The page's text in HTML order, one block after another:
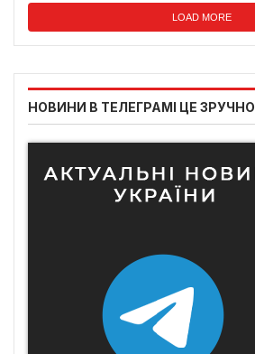
LOAD MORE
НОВИНИ В ТЕЛЕГРАМІ ЦЕ ЗРУЧНО